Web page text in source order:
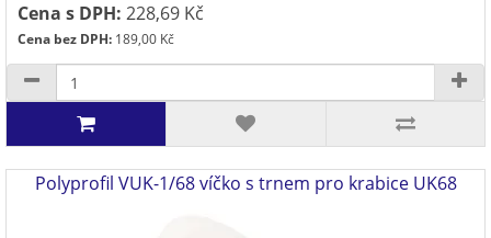
Cena s DPH: 228,69 Kč
Cena bez DPH: 189,00 Kč
Polyprofil VUK-1/68 víčko s trnem pro krabice UK68